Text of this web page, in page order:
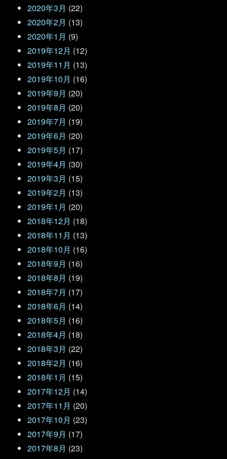
2020年3月 (22)
2020年2月 (13)
2020年1月 (9)
2019年12月 (12)
2019年11月 (13)
2019年10月 (16)
2019年9月 (20)
2019年8月 (20)
2019年7月 (19)
2019年6月 (20)
2019年5月 (17)
2019年4月 (30)
2019年3月 (15)
2019年2月 (13)
2019年1月 (20)
2018年12月 (18)
2018年11月 (13)
2018年10月 (16)
2018年9月 (16)
2018年8月 (19)
2018年7月 (17)
2018年6月 (14)
2018年5月 (16)
2018年4月 (18)
2018年3月 (22)
2018年2月 (16)
2018年1月 (15)
2017年12月 (14)
2017年11月 (20)
2017年10月 (23)
2017年9月 (17)
2017年8月 (23)